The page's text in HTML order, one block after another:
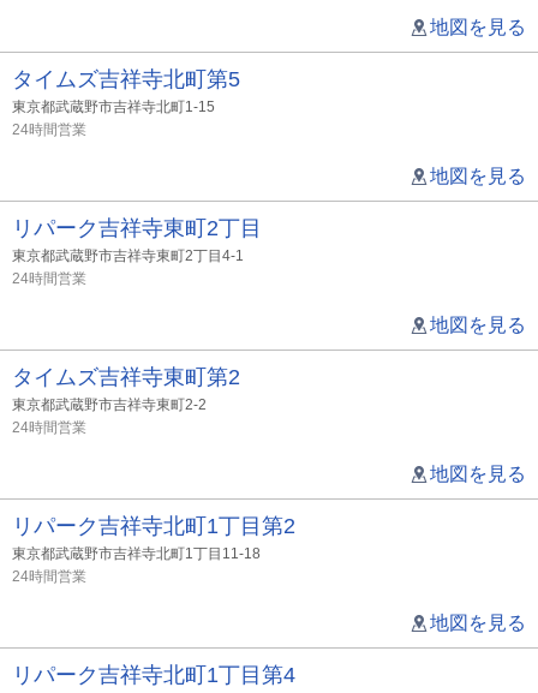
地図を見る
タイムズ吉祥寺北町第5
東京都武蔵野市吉祥寺北町1-15
24時間営業
地図を見る
リパーク吉祥寺東町2丁目
東京都武蔵野市吉祥寺東町2丁目4-1
24時間営業
地図を見る
タイムズ吉祥寺東町第2
東京都武蔵野市吉祥寺東町2-2
24時間営業
地図を見る
リパーク吉祥寺北町1丁目第2
東京都武蔵野市吉祥寺北町1丁目11-18
24時間営業
地図を見る
リパーク吉祥寺北町1丁目第4